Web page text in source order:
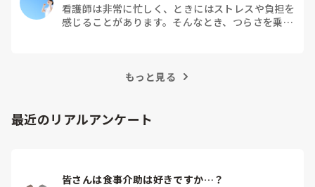
看護師は非常に忙しく、ときにはストレスや負担を
感じることがあります。そんなとき、つらさを乗り
もっと見る
最近のリアルアンケート
皆さんは食事介助は好きですか…？